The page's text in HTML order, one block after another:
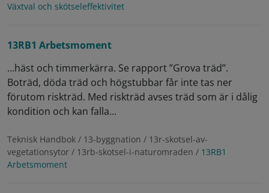
Växtval och skötseleffektivitet
13RB1 Arbetsmoment
...häst och timmerkärra. Se rapport ”Grova träd”.
Boträd, döda träd och högstubbar får inte tas ner
förutom riskträd. Med riskträd avses träd som är i dålig
kondition och kan falla...
Teknisk Handbok / 13-byggnation / 13r-skotsel-av-
vegetationsytor / 13rb-skotsel-i-naturomraden / 13RB1
Arbetsmoment